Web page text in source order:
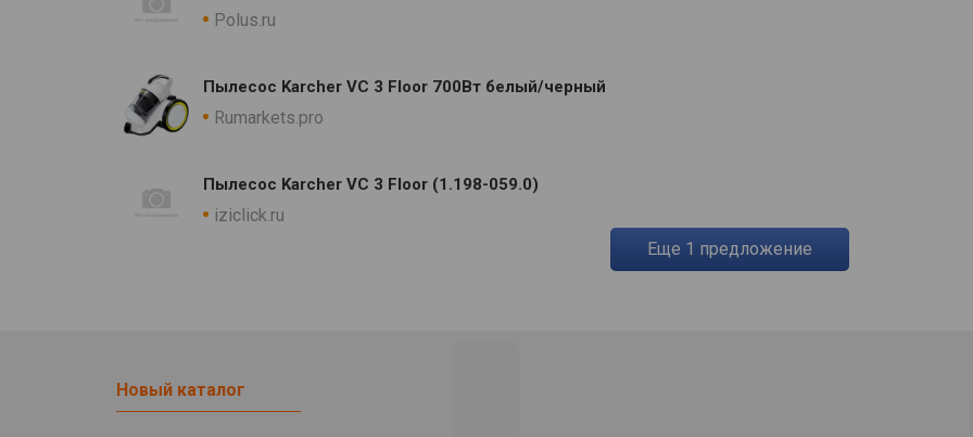
Polus.ru
Пылесос Karcher VC 3 Floor 700Вт белый/черный
Rumarkets.pro
Пылесос Karcher VC 3 Floor (1.198-059.0)
iziclick.ru
eще 1 предложение
Новый каталог